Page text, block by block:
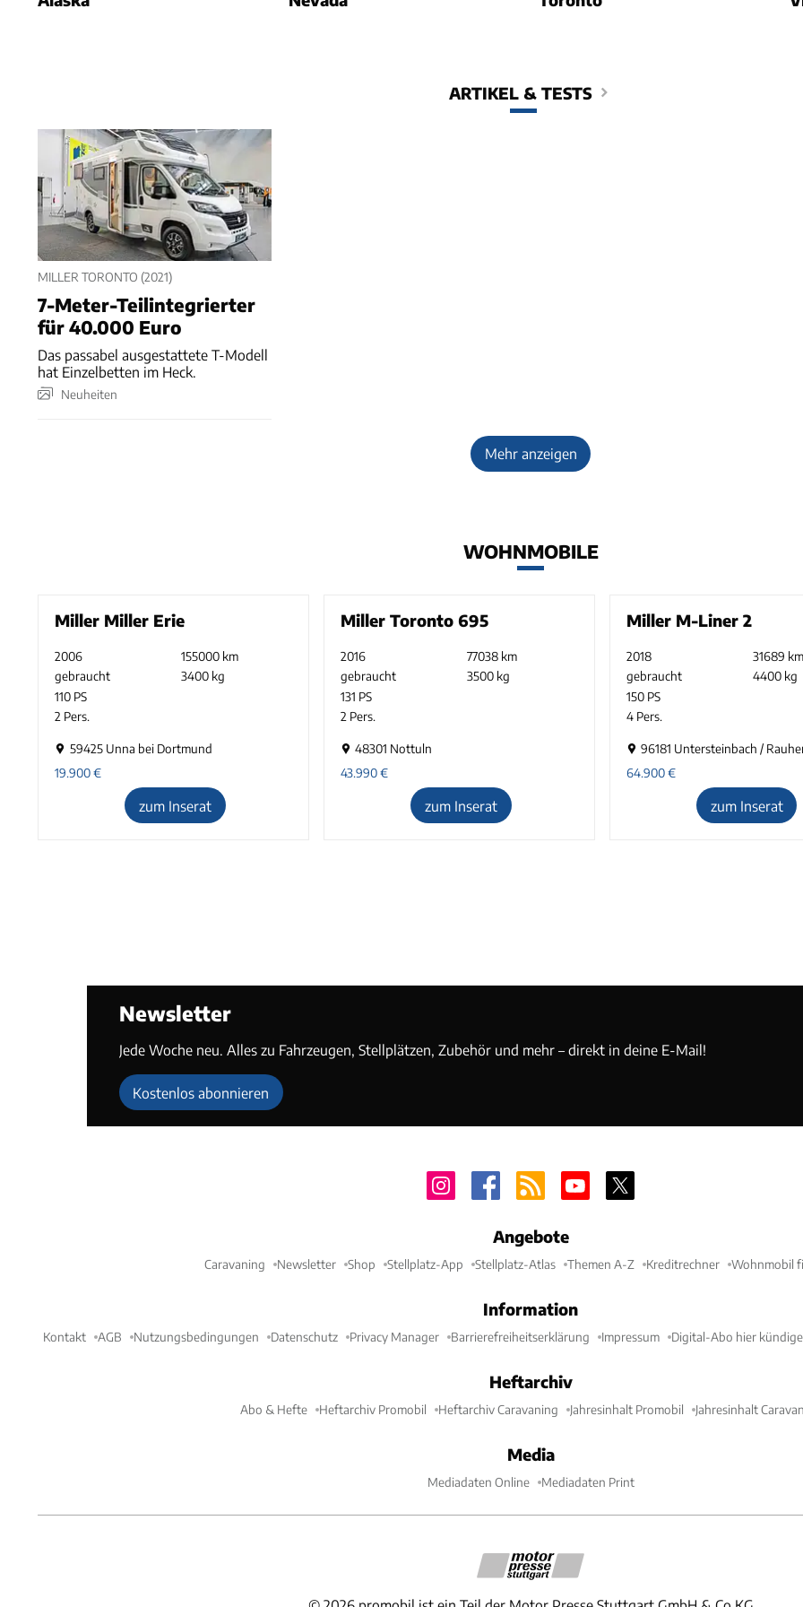
ARTIKEL & TESTS
MILLER TORONTO (2021)
7-Meter-Teilintegrierter
für 40.000 Euro
Das passabel ausgestattete T-Modell
hat Einzelbetten im Heck.
Neuheiten
Mehr anzeigen
WOHNMOBILE
Miller Miller Erie
2006
155000 km
gebraucht
3400 kg
110 PS
2 Pers.
59425 Unna bei Dortmund
19.900€
zum Inserat
Miller Toronto 695
2016
77038 km
gebraucht
3500 kg
131 PS
2 Pers.
48301 Nottuln
43.990€
zum Inserat
Miller M-Liner 2
2018
31689 km
gebraucht
4400 kg
150 PS
4 Pers.
96181 Untersteinbach /
64.900€
zum Inserat
Newsletter
Jede Woche neu. Alles zu Fahrzeugen, Stellplätzen, Zubehör und mehr – direkt in deine E-Mail!
Kostenlos abonnieren
Angebote
Caravaning Newsletter Shop Stellplatz-App Stellplatz-Atlas Themen A-Z Kreditrechner Wohnmobil
Information
Kontakt AGB Nutzungsbedingungen Datenschutz Privacy Manager Barrierefreiheitserklärung Impressum Digital-Abo hier
Heftarchiv
Abo & Hefte Heftarchiv Promobil Heftarchiv Caravaning Jahresinhalt Promobil Jahresinhalt
Media
Mediadaten Online Mediadaten Print